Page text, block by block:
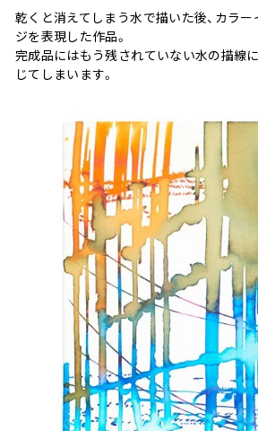
乾くと消えてしまう水で描いた後、カラ
ジを表現した作品。
完成品にはもう残されていない水の描線
じてしまいます。